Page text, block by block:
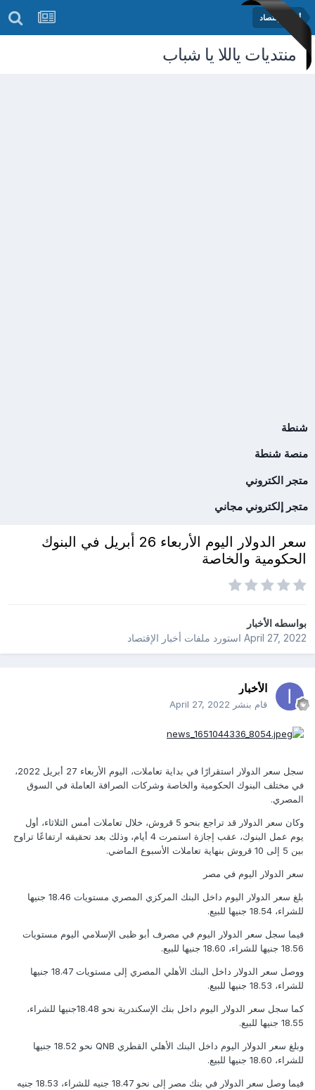
أخبار الإقتصاد
منتديات ياللا يا شباب
شنطة
منصة شنطة
متجر الكتروني
متجر إلكتروني مجاني
سعر الدولار اليوم الأربعاء 26 أبريل في البنوك
الحكومية والخاصة
بواسطهالأخبار
April 27, 2022استورد ملفات أخبار الإقتصاد
الأخبار
قام بنشر April 27, 2022
سجل سعر الدولار استقرارًا في بداية تعاملات، اليوم الأربعاء 27 أبريل 2022،
في مختلف البنوك الحكومية والخاصة وشركات الصرافة العاملة في السوق
المصري.
وكان سعر الدولار قد تراجع بنحو 5 قروش، خلال تعاملات أمس الثلاثاء، أول
يوم عمل البنوك، عقب إجازة استمرت 4 أيام، وذلك بعد تحقيقه ارتفاعًا تراوح
بين 5 إلى 10 قروش بنهاية تعاملات الأسبوع الماضي.
سعر الدولار اليوم في مصر
بلغ سعر الدولار اليوم داخل البنك المركزي المصري مستويات 18.46 جنيها
للشراء، 18.54 جنيها للبيع.
فيما سجل سعر الدولار اليوم في مصرف أبو ظبى الإسلامي اليوم مستويات
18.56 جنيها للشراء، 18.60 جنيها للبيع.
ووصل سعر الدولار داخل البنك الأهلي المصري إلى مستويات 18.47 جنيها
للشراء، 18.53 جنيها للبيع.
كما سجل سعر الدولار اليوم داخل بنك الإسكندرية نحو 18.48جنيها للشراء،
18.55 جنيها للبيع.
وبلغ سعر الدولار اليوم داخل البنك الأهلي القطري QNB نحو 18.52 جنيها
للشراء، 18.60 جنيها للبيع.
فيما وصل سعر الدولار في بنك مصر إلى نحو 18.47 جنيه للشراء، 18.53 جنيه